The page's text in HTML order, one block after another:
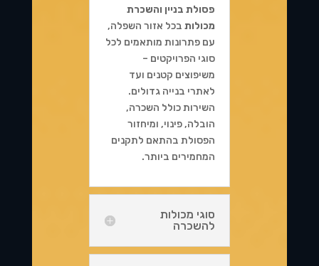
פסולת בניין והשכרת
מכולותבכל אזור השפלה,
עם פתרונות מותאמים לכל
סוגי הפרויקטים –
משיפוצים קטנים ועד
לאתרי בנייה גדולים.
השירות כולל השכרה,
הובלה, פינוי, ומיחזור
הפסולת בהתאם לתקנים
המחמירים ביותר.
סוגי מכולות
להשכרה